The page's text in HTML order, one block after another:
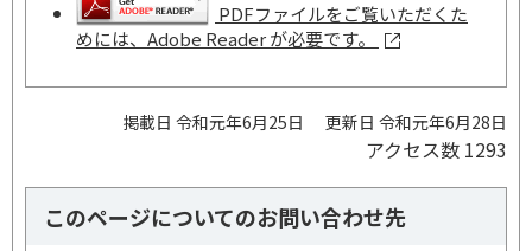
PDFファイルをご覧いただくた
めには、Adobe Reader が必要です。
掲載日 令和元年6月25日 更新日 令和元年6月28日
アクセス数 1293
このページについてのお問い合わせ先